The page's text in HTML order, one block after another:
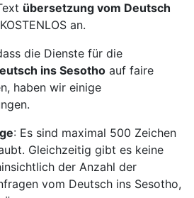
übersetzung vom Deutsch
an.
die Dienste für die
ins Sesothoauf faire
haben wir einige
: Es sind maximal 500 Zeichen
Gleichzeitig gibt es keine
der Anzahl der
vom Deutsch ins Sesotho,